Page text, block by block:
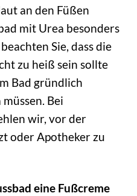
an den Füßen
mit Urea besonders
Sie, dass die
zu heiß sein sollte
Bad gründlich
Bei
wir, vor der
oder Apotheker zu
eine Fußcreme